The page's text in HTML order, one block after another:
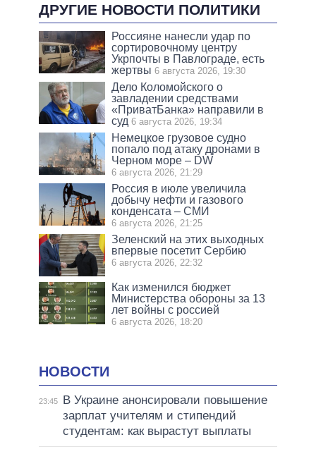
ДРУГИЕ НОВОСТИ ПОЛИТИКИ
Россияне нанесли удар по
сортировочному центру
Укрпочты в Павлограде, есть
жертвы 6 августа 2026, 19:30
Дело Коломойского о
завладении средствами
«ПриватБанка» направили в
суд 6 августа 2026, 19:34
Немецкое грузовое судно
попало под атаку дронами в
Черном море – DW
6 августа 2026, 21:29
Россия в июле увеличила
добычу нефти и газового
конденсата – СМИ
6 августа 2026, 21:25
Зеленский на этих выходных
впервые посетит Сербию
6 августа 2026, 22:32
Как изменился бюджет
Министерства обороны за 13
лет войны с россией
6 августа 2026, 18:20
НОВОСТИ
23:45
В Украине анонсировали повышение
зарплат учителям и стипендий
студентам: как вырастут выплаты